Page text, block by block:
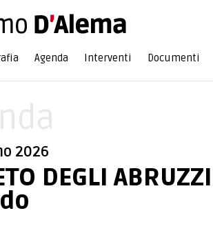
Agenda Interventi Documenti
2026
DEGLI